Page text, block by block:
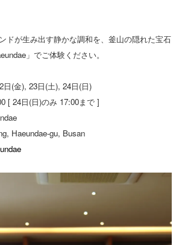
ドが生み出す静かな調和を、釜山の隠れた宝石
」でご体験ください。
(金), 23日(土), 24日(日)
日(日)のみ 17:00まで ]
gu, Busan